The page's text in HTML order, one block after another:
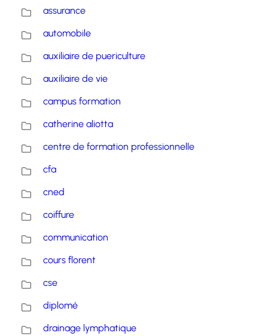
assurance
automobile
auxiliaire de puericulture
auxiliaire de vie
campus formation
catherine aliotta
centre de formation professionnelle
cfa
cned
coiffure
communication
cours florent
cse
diplomé
drainage lymphatique